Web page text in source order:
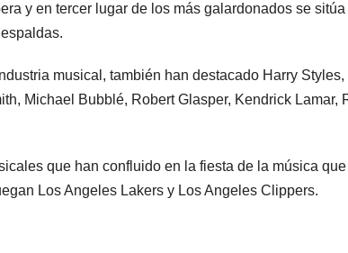
y en tercer lugar de los más galardonados se
musical, también han destacado Harry
Michael Bubblé, Robert Glasper, Kendrick Lamar,
que han confluido en la fiesta de la música
Los Angeles Lakers y Los Angeles Clippers.